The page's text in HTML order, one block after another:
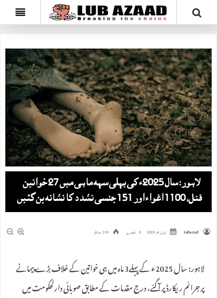
لاہور: سال 2025ء کی پہلی سہہ ماہی میں‌ 27 خواتین
قتل، 1100 اغواء اور 151 جنسی تشدد کا نشانہ بن گئیں
Lubazad اپریل 4, 2025 0 تبصرے 215 مناظر
لاہور: سال 2025ء کے پہلے3 ماہ میں ہی خواتین کے خلاف بڑے پیمانے
پر جرائم ریکار‌ڈ پر آ گئے، درج مقدمات کے مطابق صوبائی دارلحکومت میں‌